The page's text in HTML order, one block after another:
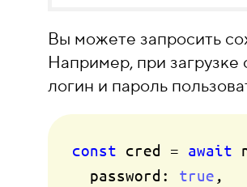
Вы можете запросить
Например, при
логин и пароль
const cred = await
password : true ,